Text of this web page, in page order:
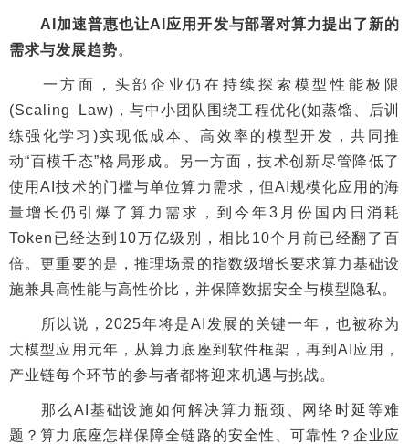
AI加速普惠也让AI应用开发与部署对算力提出了新的
需求与发展趋势。
一方面，头部企业仍在持续探索模型性能极限
(Scaling Law)，与中小团队围绕工程优化(如蒸馏、后训
练强化学习)实现低成本、高效率的模型开发，共同推
动“百模千态”格局形成。另一方面，技术创新尽管降低了
使用AI技术的门槛与单位算力需求，但AI规模化应用的海
量增长仍引爆了算力需求，到今年3月份国内日消耗
Token已经达到10万亿级别，相比10个月前已经翻了百
倍。更重要的是，推理场景的指数级增长要求算力基础设
施兼具高性能与高性价比，并保障数据安全与模型隐私。
所以说，2025年将是AI发展的关键一年，也被称为
大模型应用元年，从算力底座到软件框架，再到AI应用，
产业链每个环节的参与者都将迎来机遇与挑战。
那么AI基础设施如何解决算力瓶颈、网络时延等难
题？算力底座怎样保障全链路的安全性、可靠性？企业应